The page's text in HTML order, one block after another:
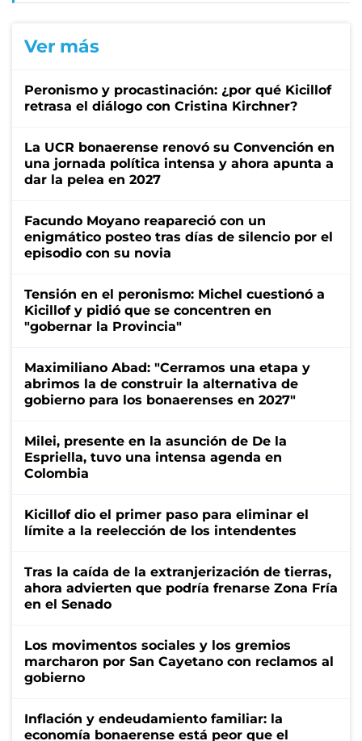
Ver más
Peronismo y procastinación: ¿por qué Kicillof
retrasa el diálogo con Cristina Kirchner?
La UCR bonaerense renovó su Convención en
una jornada política intensa y ahora apunta a
dar la pelea en 2027
Facundo Moyano reapareció con un
enigmático posteo tras días de silencio por el
episodio con su novia
Tensión en el peronismo: Michel cuestionó a
Kicillof y pidió que se concentren en
"gobernar la Provincia"
Maximiliano Abad: "Cerramos una etapa y
abrimos la de construir la alternativa de
gobierno para los bonaerenses en 2027"
Milei, presente en la asunción de De la
Espriella, tuvo una intensa agenda en
Colombia
Kicillof dio el primer paso para eliminar el
límite a la reelección de los intendentes
Tras la caída de la extranjerización de tierras,
ahora advierten que podría frenarse Zona Fría
en el Senado
Los movimentos sociales y los gremios
marcharon por San Cayetano con reclamos al
gobierno
Inflación y endeudamiento familiar: la
economía bonaerense está peor que el